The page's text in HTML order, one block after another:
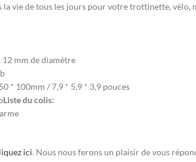
vie de tous les jours pour votre trottinette, vélo,
12 mm de diamètre
* 100mm / 7,9 * 5,9 * 3,9 pouces
Liste du colis:
ici. Nous nous ferons un plaisir de vous